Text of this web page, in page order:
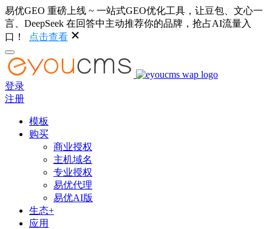
易优GEO 重磅上线 ~ 一站式GEO优化工具，让豆包、文心一
言、DeepSeek 在回答中主动推荐你的品牌，抢占AI流量入
口！
点击查看
登录
注册
模板
购买
商业授权
主机域名
专业授权
易优代理
易优AI版
生态+
应用